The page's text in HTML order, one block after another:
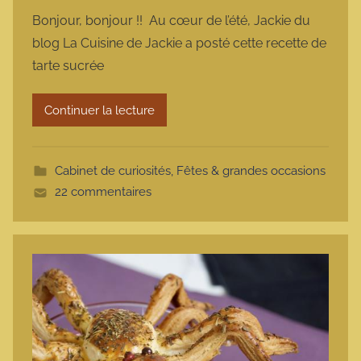
r
m
t
Bonjour, bonjour !! Au cœur de l’été, Jackie du
blog La Cuisine de Jackie a posté cette recette de
tarte sucrée
Continuer la lecture
Cabinet de curiosités, Fêtes & grandes occasions
22 commentaires